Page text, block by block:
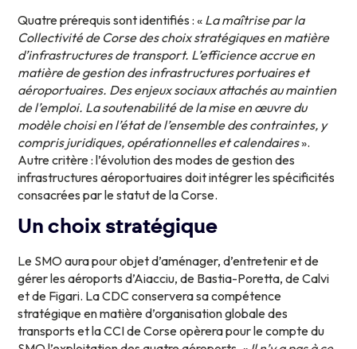
Quatre prérequis sont identifiés : « La maîtrise par la
Collectivité de Corse deschoix stratégiques en matière
d’infrastructures de transport. L’efficience accrue en
matière de gestion des infrastructures portuaires et
aéroportuaires. Des enjeux sociaux attachés au maintien
de l’emploi. La soutenabilité de la mise en œuvre du
modèle choisi en l’état de l’ensemble des contraintes, y
compris juridiques, opérationnelles et calendaires».
Autre critère : l’évolution des modes de gestion des
infrastructures aéroportuaires doit intégrer les spécificités
consacrées par le statut de la Corse.
Un choix stratégique
Le SMO aura pour objet d’aménager, d’entretenir et de
gérer les aéroports d’Aiacciu, de Bastia-Poretta, de Calvi
et de Figari. La CDC conservera sa compétence
stratégique en matière d’organisation globale des
transports et la CCI de Corse opèrera pour le compte du